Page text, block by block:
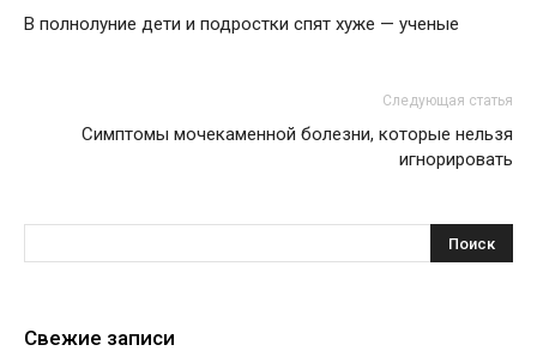
В полнолуние дети и подростки спят хуже — ученые
Следующая статья
Симптомы мочекаменной болезни, которые нельзя
игнорировать
Свежие записи